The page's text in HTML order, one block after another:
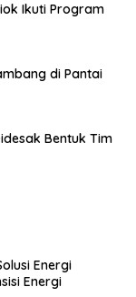
Ikuti Program
di Pantai
Bentuk Tim
Energi
Energi